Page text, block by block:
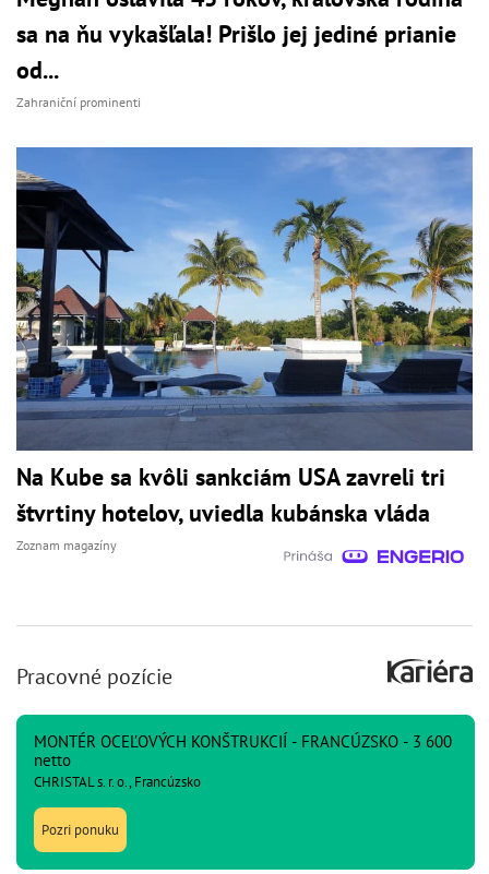
sa na ňu vykašľala! Prišlo jej jediné prianie
od...
Zahraniční prominenti
Na Kube sa kvôli sankciám USA zavreli tri
štvrtiny hotelov, uviedla kubánska vláda
Zoznam magazíny
Pracovné pozície
MONTÉR OCEĽOVÝCH KONŠTRUKCIÍ - FRANCÚZSKO - 3 600
netto
CHRISTAL s. r. o., Francúzsko
Pozri ponuku